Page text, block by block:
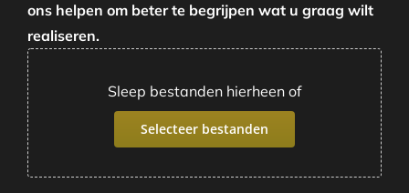
ons helpen om beter te begrijpen wat u graag wilt
realiseren.
Sleep bestanden hierheen of
Selecteer bestanden